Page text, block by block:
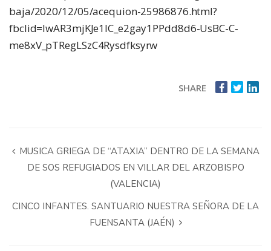
baja/2020/12/05/acequion-25986876.html?
fbclid=IwAR3mjKJe1IC_e2gay1PPdd8d6-UsBC-C-
me8xV_pTRegLSzC4Rysdfksyrw
SHARE
MUSICA GRIEGA DE “ATAXIA” DENTRO DE LA SEMANA
DE SOS REFUGIADOS EN VILLAR DEL ARZOBISPO
(VALENCIA)
CINCO INFANTES. SANTUARIO NUESTRA SEÑORA DE LA
FUENSANTA (JAÉN)